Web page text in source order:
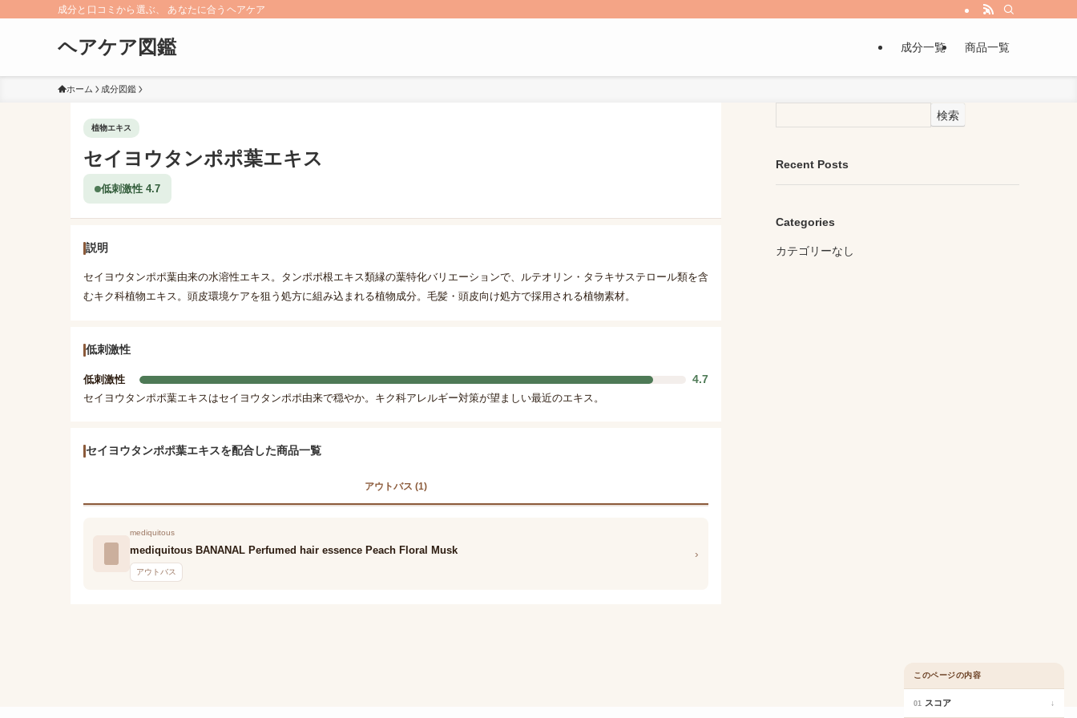
成分と口コミから選ぶ、 あなたに合うヘアケア
ヘアケア図鑑 成分一覧 商品一覧
ホーム 成分図鑑
植物エキス
セイヨウタンポポ葉エキス
低刺激性 4.7
説明
セイヨウタンポポ葉由来の水溶性エキス。タンポポ根エキス類縁の葉特化バリエーションで、ルテオリン・タラキサステロール類を含
むキク科植物エキス。頭皮環境ケアを狙う処方に組み込まれる植物成分。毛髪・頭皮向け処方で採用される植物素材。
低刺激性
低刺激性 4.7
セイヨウタンポポ葉エキスはセイヨウタンポポ由来で穏やか。キク科アレルギー対策が望ましい最近のエキス。
セイヨウタンポポ葉エキスを配合した商品一覧
アウトバス (1)
mediquitous
mediquitous BANANAL Perfumed hair essence Peach Floral Musk
アウトバス
›
検索
Recent Posts
Categories
カテゴリーなし
このページの内容
01 スコア ↓